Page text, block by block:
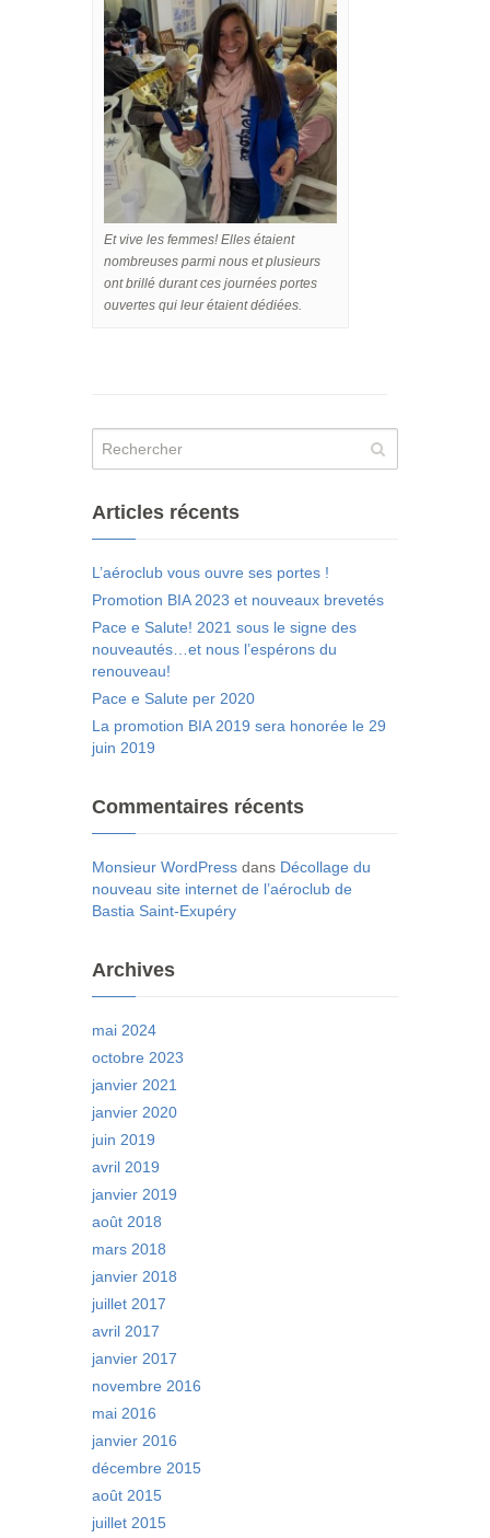
Et vive les femmes! Elles étaient
nombreuses parmi nous et plusieurs
ont brillé durant ces journées portes
ouvertes qui leur étaient dédiées.
Articles récents
L’aéroclub vous ouvre ses portes !
Promotion BIA 2023 et nouveaux brevetés
Pace e Salute! 2021 sous le signe des
nouveautés…et nous l’espérons du
renouveau!
Pace e Salute per 2020
La promotion BIA 2019 sera honorée le 29
juin 2019
Commentaires récents
Monsieur WordPress dans Décollage du
nouveau site internet de l’aéroclub de
Bastia Saint-Exupéry
Archives
mai 2024
octobre 2023
janvier 2021
janvier 2020
juin 2019
avril 2019
janvier 2019
août 2018
mars 2018
janvier 2018
juillet 2017
avril 2017
janvier 2017
novembre 2016
mai 2016
janvier 2016
décembre 2015
août 2015
juillet 2015